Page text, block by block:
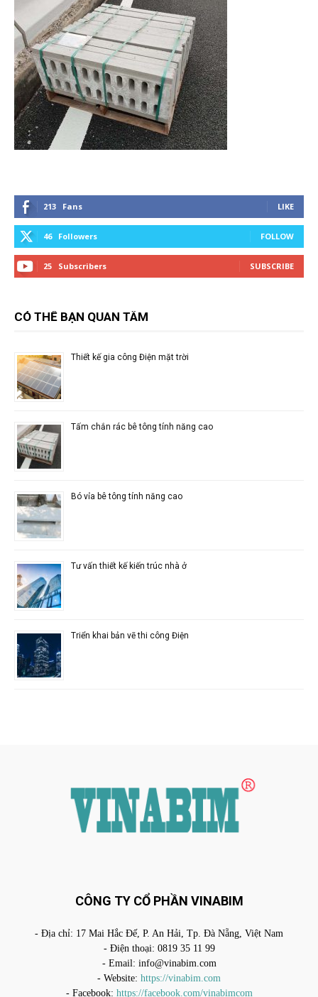
213 Fans LIKE
46 Followers FOLLOW
25 Subscribers SUBSCRIBE
CÓ THỂ BẠN QUAN TÂM
Thiết kế gia công Điện mặt trời
Tấm chắn rác bê tông tính năng cao
Bó vỉa bê tông tính năng cao
Tư vấn thiết kế kiến trúc nhà ở
Triển khai bản vẽ thi công Điện
CÔNG TY CỔ PHẦN VINABIM
- Địa chỉ: 17 Mai Hắc Đế, P. An Hải, Tp. Đà Nẵng, Việt Nam
- Điện thoại: 0819 35 11 99
- Email: info@vinabim.com
- Website: https://vinabim.com
- Facebook: https://facebook.com/vinabimcom